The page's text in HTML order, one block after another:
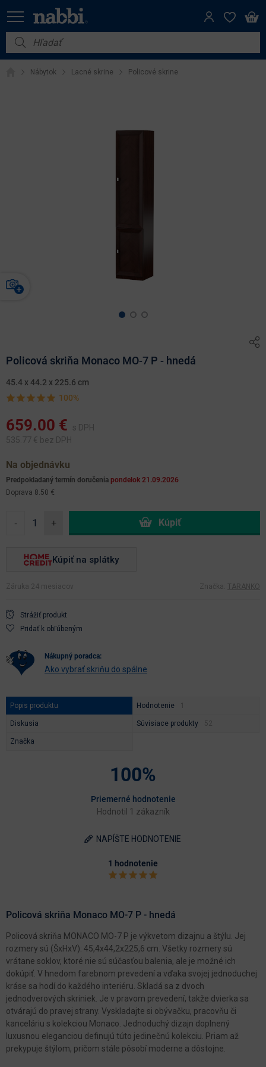
Nábytok
Vybavenie do domácnosti
Nábytok Lacné skrine Policové skrine
Policová skriňa Monaco MO-7 P - hnedá
45.4 x 44.2 x 225.6 cm
100%
659.00 €
s DPH
535.77 € bez DPH
Na objednávku
Predpokladaný termín doručenia pondelok 21.09.2026
Doprava 8.50 €
- +
Kúpiť na splátky
Záruka 24 mesiacov Značka: TARANKO
Strážiť produkt
Pridať k obľúbeným
nákupný poradca:
Ako vybrať skriňu do spálne
Popis produktu Hodnotenie
Diskusia Súvisiace produkty
Značka
100%
Priemerné hodnotenie
Hodnotil 1 zákazník
NAPÍŠTE HODNOTENIE
1 hodnotenie
Policová skriňa Monaco MO-7 P - hnedá
Policová skriňa MONACO MO-7 P je výkvetom dizajnu a štýlu. Jej
rozmery sú (ŠxHxV): 45,4x44,2x225,6 cm. Všetky rozmery sú
vrátane soklov, ktoré nie sú súčasťou balenia, ale je možné ich
dokúpiť. V hnedom farebnom prevedení a vďaka svojej jednoduchej
kráse sa hodí do každého interiéru. Skladá sa z dvoch
jednodverových skriniek. Je v pravom prevedení, takže dvierka sa
otvárajú do pravej strany. Vyskladajte si obývačku, pracovňu či
kanceláriu s kolekciou Monaco. Jednoduchý dizajn doplnený
luxusnou eleganciou definujú túto jedinečnú kolekciu. Priam až
prekypuje štýlom, pričom stále pôsobí moderne a dôstojne.